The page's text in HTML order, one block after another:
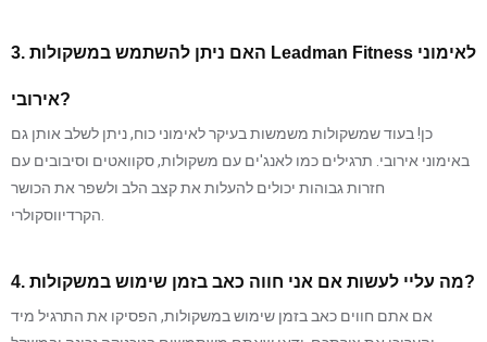
3. האם ניתן להשתמש במשקולות Leadman Fitness לאימוני
אירובי?
כן! בעוד שמשקולות משמשות בעיקר לאימוני כוח, ניתן לשלב אותן גם
באימוני אירובי. תרגילים כמו לאנג'ים עם משקולות, סקוואטים וסיבובים עם
חזרות גבוהות יכולים להעלות את קצב הלב ולשפר את הכושר
הקרדיווסקולרי.
4. מה עליי לעשות אם אני חווה כאב בזמן שימוש במשקולות?
אם אתם חווים כאב בזמן שימוש במשקולות, הפסיקו את התרגיל מיד